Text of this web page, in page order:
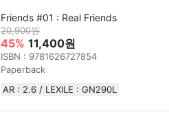
Friends #01 : Real Friends
20,900원
45% 11,400원
ISBN : 9781626727854
Paperback
AR : 2.6 / LEXILE : GN290L